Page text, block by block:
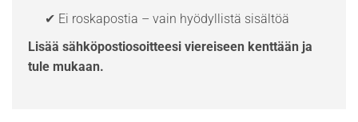
✔ Ei roskapostia – vain hyödyllistä sisältöä
Lisää sähköpostiosoitteesi viereiseen kenttään ja
tule mukaan.